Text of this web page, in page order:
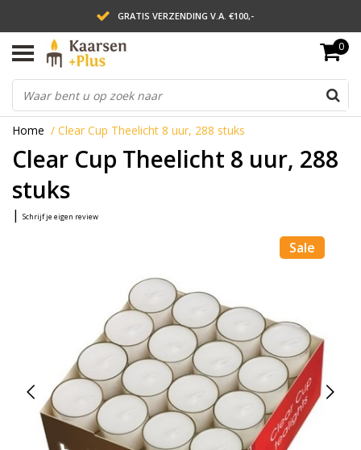
GRATIS VERZENDING V.A. €100,-
LEVERING BINNEN 2 WERKDAGEN
ACHTERAF BETALEN VIA AFTERPAY
0
Home / Clear Cup Theelicht 8 uur, 288 stuks
Clear Cup Theelicht 8 uur, 288
stuks
| Schrijf je eigen review
Sale